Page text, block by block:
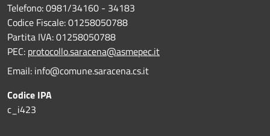
Telefono: 0981/34160 - 34183
Codice Fiscale: 01258050788
Partita IVA: 01258050788
PEC: protocollo.saracena@asmepec.it
Email: info@comune.saracena.cs.it
Codice IPA
c_i423